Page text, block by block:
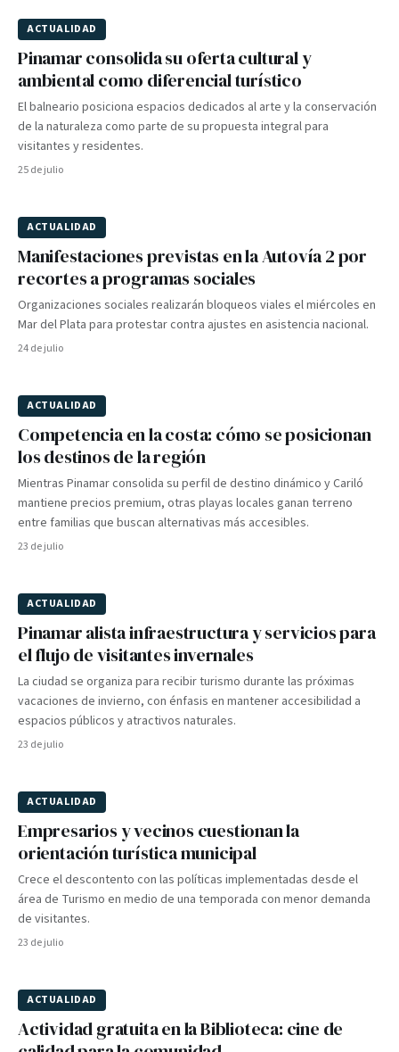
ACTUALIDAD
Pinamar consolida su oferta cultural y
ambiental como diferencial turístico
El balneario posiciona espacios dedicados al arte y la conservación
de la naturaleza como parte de su propuesta integral para
visitantes y residentes.
25 de julio
ACTUALIDAD
Manifestaciones previstas en la Autovía 2 por
recortes a programas sociales
Organizaciones sociales realizarán bloqueos viales el miércoles en
Mar del Plata para protestar contra ajustes en asistencia nacional.
24 de julio
ACTUALIDAD
Competencia en la costa: cómo se posicionan
los destinos de la región
Mientras Pinamar consolida su perfil de destino dinámico y Cariló
mantiene precios premium, otras playas locales ganan terreno
entre familias que buscan alternativas más accesibles.
23 de julio
ACTUALIDAD
Pinamar alista infraestructura y servicios para
el flujo de visitantes invernales
La ciudad se organiza para recibir turismo durante las próximas
vacaciones de invierno, con énfasis en mantener accesibilidad a
espacios públicos y atractivos naturales.
23 de julio
ACTUALIDAD
Empresarios y vecinos cuestionan la
orientación turística municipal
Crece el descontento con las políticas implementadas desde el
área de Turismo en medio de una temporada con menor demanda
de visitantes.
23 de julio
ACTUALIDAD
Actividad gratuita en la Biblioteca: cine de